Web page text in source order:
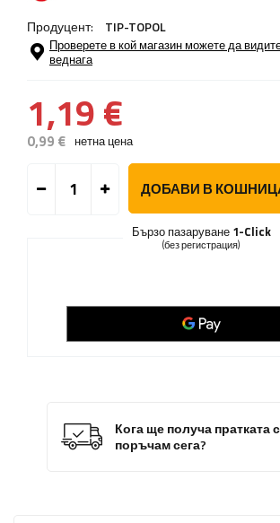
Продуцент: TIP-TOPOL
Проверете в кой магазин можете да
веднага
1,19 €
0,99 € нетна цена
ДОБАВИ В
Бързо пазаруване 1-Click
(без регистрация)
Кога ще получа пратката
поръчам сега?